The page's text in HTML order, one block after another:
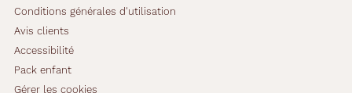
Conditions générales d'utilisation
Avis clients
Accessibilité
Pack enfant
Gérer les cookies